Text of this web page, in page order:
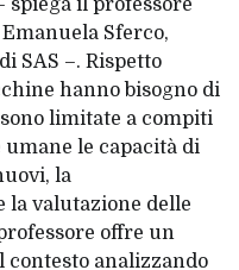
spiega il professore
Sferco,
SAS –. Rispetto
hanno bisogno di
limitate a compiti
le capacità di
la
la valutazione delle
offre un
contesto analizzando